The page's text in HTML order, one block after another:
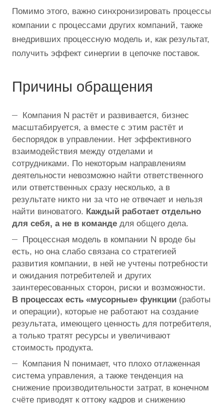
Помимо этого, важно синхронизировать процессы
компании с процессами других компаний, также
внедривших процессную модель и, как результат,
получить эффект синергии в цепочке поставок.
Причины обращения
Компания N растёт и развивается, бизнес
масштабируется, а вместе с этим растёт и
беспорядок в управлении. Нет эффективного
взаимодействия между отделами и
сотрудниками. По некоторым направлениям
деятельности невозможно найти ответственного
или ответственных сразу несколько, а в
результате никто ни за что не отвечает и нельзя
найти виноватого. Каждый работает отдельно
для себя, а не в команде для общего дела.
Процессная модель в компании N вроде бы
есть, но она слабо связана со стратегией
развития компании, в ней не учтены потребности
и ожидания потребителей и других
заинтересованных сторон, риски и возможности.
В процессах есть «мусорные» функции (работы
и операции), которые не работают на создание
результата, имеющего ценность для потребителя,
а только тратят ресурсы и увеличивают
стоимость продукта.
Компания N понимает, что плохо отлаженная
система управления, а также тенденция на
снижение производительности затрат, в конечном
счёте приводят к оттоку кадров и снижению